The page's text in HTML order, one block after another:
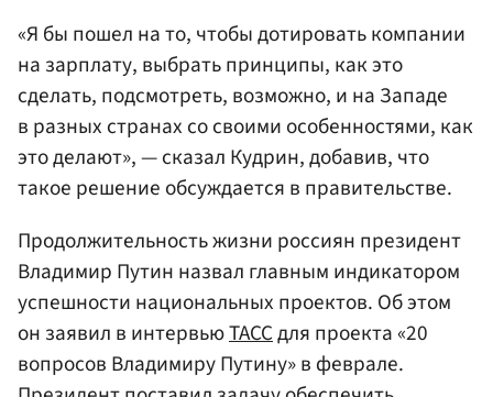
«Я бы пошел на то, чтобы дотировать компании
на зарплату, выбрать принципы, как это
сделать, подсмотреть, возможно, и на Западе
в разных странах со своими особенностями, как
это делают», — сказал Кудрин, добавив, что
такое решение обсуждается в правительстве.
Продолжительность жизни россиян президент
Владимир Путин назвал главным индикатором
успешности национальных проектов. Об этом
он заявил в интервьюТАССдля проекта «20
вопросов Владимиру Путину» в феврале.